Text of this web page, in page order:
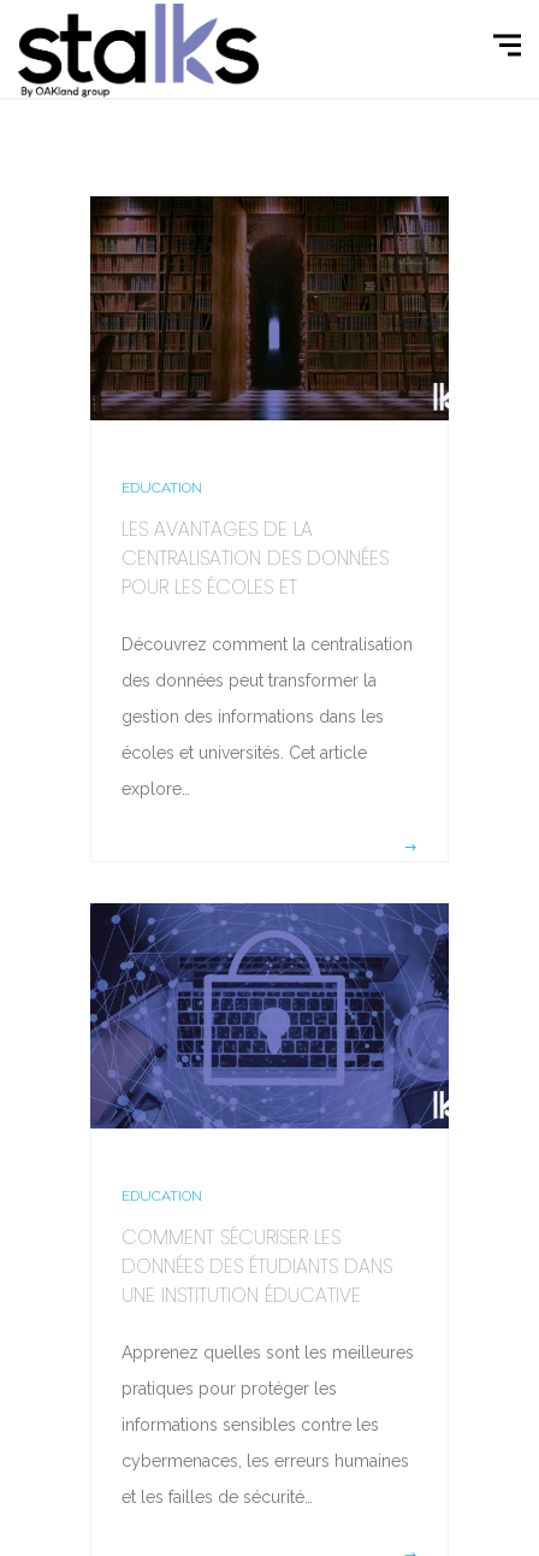
EDUCATION
LES AVANTAGES DE LA
CENTRALISATION DES DONNÉES
POUR LES ÉCOLES ET
Découvrez comment la centralisation
des données peut transformer la
gestion des informations dans les
écoles et universités. Cet article
explore…
EDUCATION
COMMENT SÉCURISER LES
DONNÉES DES ÉTUDIANTS DANS
UNE INSTITUTION ÉDUCATIVE
Apprenez quelles sont les meilleures
pratiques pour protéger les
informations sensibles contre les
cybermenaces, les erreurs humaines
et les failles de sécurité…